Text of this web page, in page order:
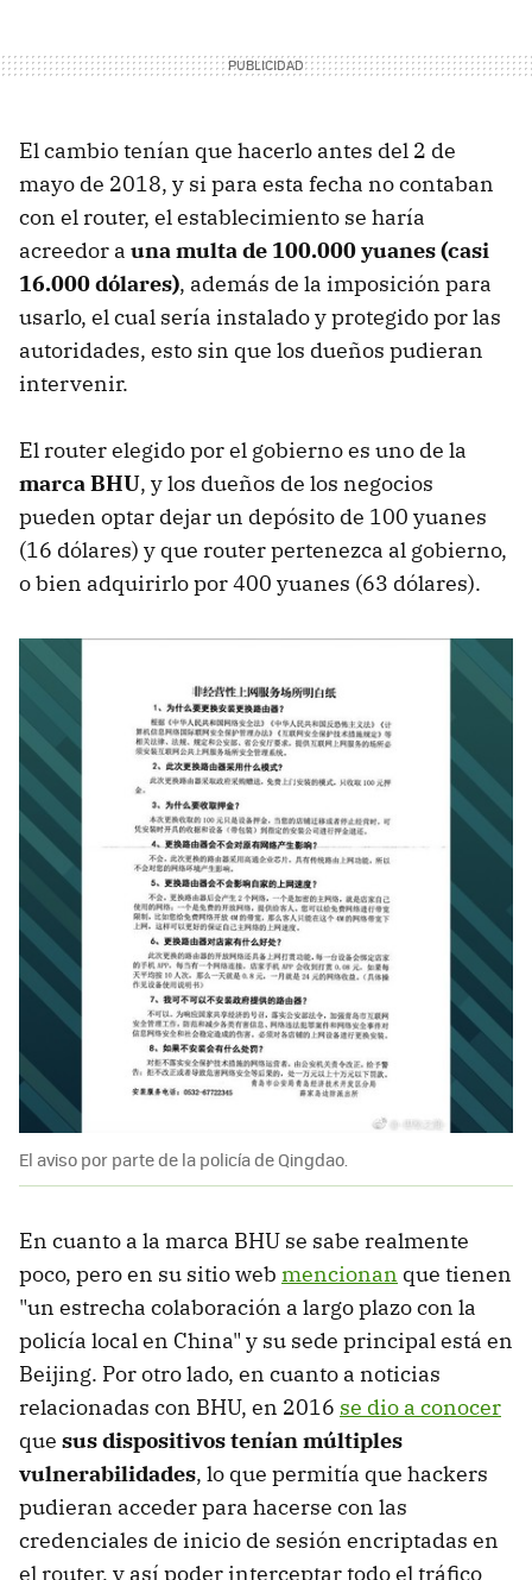
El cambio tenían que hacerlo antes del 2 de
mayo de 2018, y si para esta fecha no contaban
con el router, el establecimiento se haría
acreedor a una multa de 100.000 yuanes (casi
16.000 dólares), además de la imposición para
usarlo, el cual sería instalado y protegido por las
autoridades, esto sin que los dueños pudieran
intervenir.
El router elegido por el gobierno es uno de la
marca BHU, y los dueños de los negocios
pueden optar dejar un depósito de 100 yuanes
(16 dólares) y que router pertenezca al gobierno,
o bien adquirirlo por 400 yuanes (63 dólares).
El aviso por parte de la policía de Qingdao.
En cuanto a la marca BHU se sabe realmente
poco, pero en su sitio web mencionan que tienen
"un estrecha colaboración a largo plazo con la
policía local en China" y su sede principal está en
Beijing. Por otro lado, en cuanto a noticias
relacionadas con BHU, en 2016 se dio a conocer
que sus dispositivos tenían múltiples
vulnerabilidades, lo que permitía que hackers
pudieran acceder para hacerse con las
credenciales de inicio de sesión encriptadas en
el router, y así poder interceptar todo el tráfico